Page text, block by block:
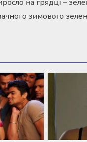
на грядці –
зимового